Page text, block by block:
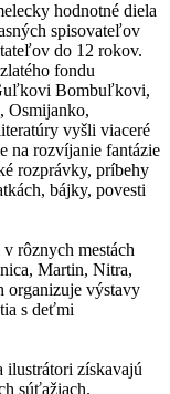
hodnotné diela
spisovateľov
do 12 rokov.
fondu
Bombuľkovi,
Osmijanko,
vyšli viaceré
na rozvíjanie fantázie
rozprávky, príbehy
bájky, povesti
rôznych mestách
Martin, Nitra,
organizuje výstavy
s deťmi
získavajú
súťažiach.